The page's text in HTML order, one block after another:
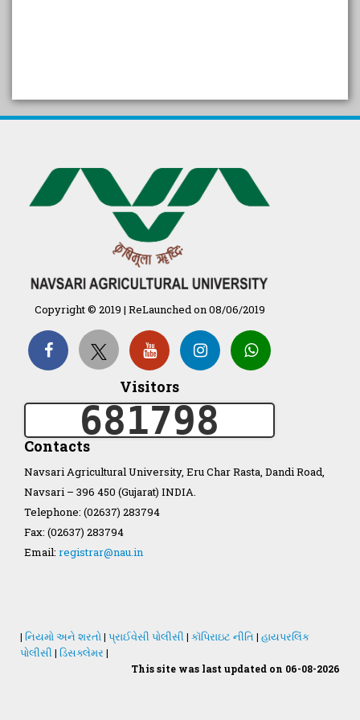
પ્રાકૃતિક કૃષિ (ખેતી)
દેશી ગાય આધારિત પ્રાકૃતિક ખેતી
गुणवत्ता युक्त कृषि-शिक्षा एक पहल" - भारतीय
कृषि अनुसंधान परिषद की 25वीं अखिल
Organization Structure
ખેડુત માર્ગદર્શિકા
Accreditation Certificate
NAU Statute(Revised)
Copyright © 2019 | ReLaunched on 08/06/2019
Visitors
681798
Contacts
Navsari Agricultural University, Eru Char Rasta, Dandi Road,
Navsari – 396 450 (Gujarat) INDIA.
Telephone: (02637) 283794
Fax: (02637) 283794
Email: registrar@nau.in
| નિયમો અને શરતો| પ્રાઈવેસી પોલીસી | કૉપિરાઇટ નીતિ | હાયપરલિંક
પોલીસી | ડિસક્લેમર |
This site was last updated on 06-08-2026